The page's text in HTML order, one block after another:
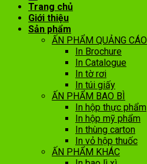
Trang chủ
Giới thiệu
Sản phẩm
ẤN PHẨM QUẢNG CÁO
In Brochure
In Catalogue
In tờ rơi
In túi giấy
ẤN PHẨM BAO BÌ
In hộp thực phẩm
In hộp mỹ phẩm
In thùng carton
In vỏ hộp thuốc
ẤN PHẨM KHÁC